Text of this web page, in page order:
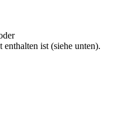
ist (siehe unten).